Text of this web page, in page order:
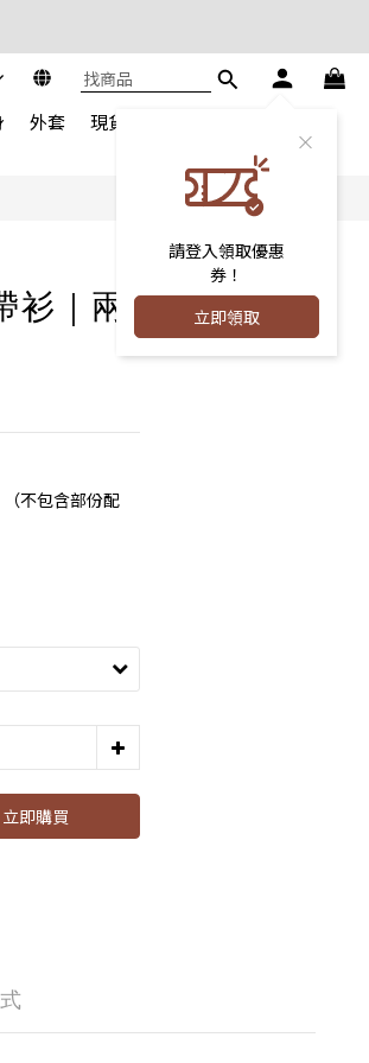
請登入領取優惠
券！
立即領取
外套 現貨專區
衫｜兩
不包含部份配
立即購買
立即購買